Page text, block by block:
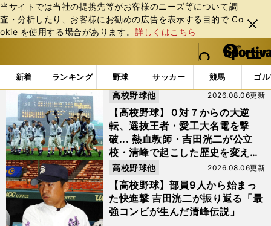
当サイトでは当社の提携先等がお客様のニーズ等について調
査・分析したり、お客様にお勧めの広告を表⽰する⽬的で Co
okie を使⽤する場合があります。詳しくはこちら
閉じ
る
web Sportiva (webスポルティーバ)
検索
マイペ
ー
ジ
メニュ
新着 ランキング 野球 サッカー 競馬 ゴ
b
ス
ポ
ル
テ
ィ
ー
バ
「#清水央彦」の最新ニュース・ 情報
【高校野球】０対７からの大逆
転、選抜王者・愛工大名電を撃
破... 熱血教師・吉田洸二が公立
校・清峰で起こした歴史を変えた
夏
2026.08.06更新
高校野球他
【高校野球】部員9人から始まっ
た快進撃 吉田洸二が振り返る「最
強コンビが生んだ清峰伝説」
2026.08.06更新
高校野球他